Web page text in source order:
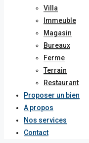
Villa
Immeuble
Magasin
Bureaux
Ferme
Terrain
Restaurant
Proposer un bien
A propos
Nos services
Contact